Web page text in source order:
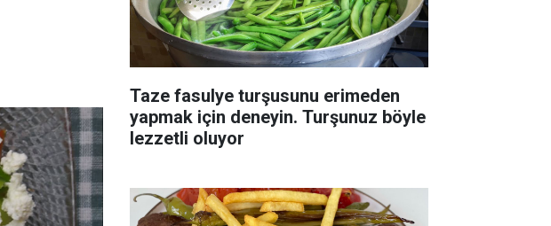
Taze fasulye turşusunu erimeden
yapmak için deneyin. Turşunuz böyle
lezzetli oluyor